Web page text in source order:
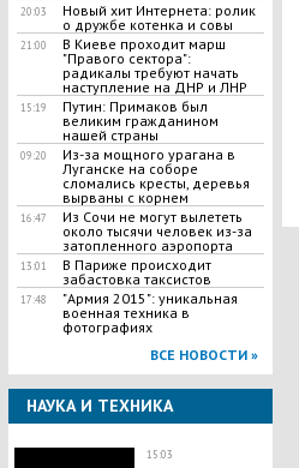
20:03
Новый хит Интернета: ролик
о дружбе котенка и совы
21:00
В Киеве проходит марш
"Правого сектора":
радикалы требуют начать
наступление на ДНР и ЛНР
15:19
Путин: Примаков был
великим гражданином
нашей страны
09:20
Из-за мощного урагана в
Луганске на соборе
сломались кресты, деревья
вырваны с корнем
16:47
Из Сочи не могут вылететь
около тысячи человек из-за
затопленного аэропорта
13:01
В Париже происходит
забастовка таксистов
17:48
"Армия 2015": уникальная
военная техника в
фотографиях
ВСЕ НОВОСТИ »
НАУКА И ТЕХНИКА
15:03